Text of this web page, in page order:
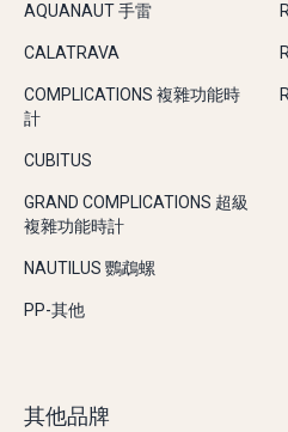
AQUANAUT 手雷
CALATRAVA
COMPLICATIONS 複雜功能時
計
CUBITUS
GRAND COMPLICATIONS 超級
複雜功能時計
NAUTILUS 鸚鵡螺
PP-其他
其他品牌